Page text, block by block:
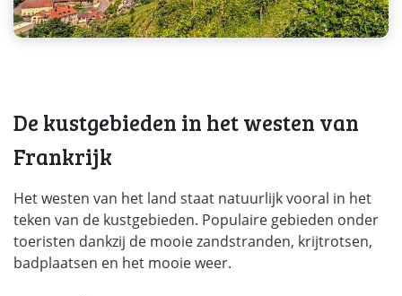
De kustgebieden in het westen van
Frankrijk
Het westen van het land staat natuurlijk vooral in het
teken van de kustgebieden. Populaire gebieden onder
toeristen dankzij de mooie zandstranden, krijtrotsen,
badplaatsen en het mooie weer.